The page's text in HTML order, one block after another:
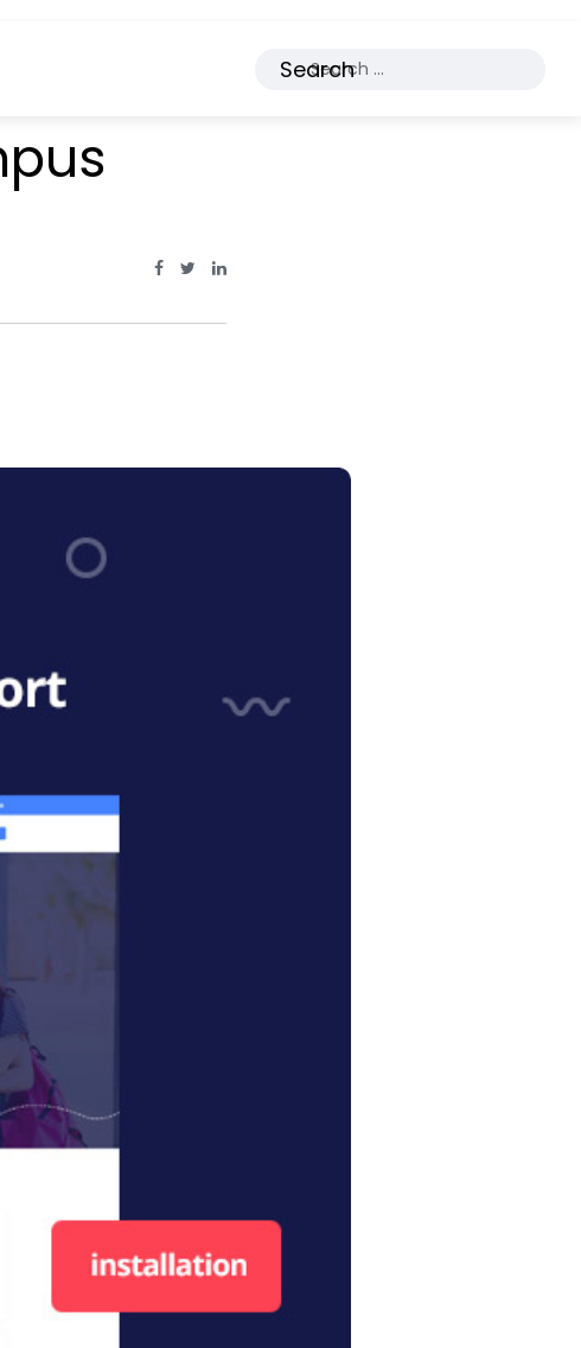
Search
Facebook Page: sourcecode.web.id
Twitter Page: sourcecode.web.id
linkedin Page: sourcecode.web.id